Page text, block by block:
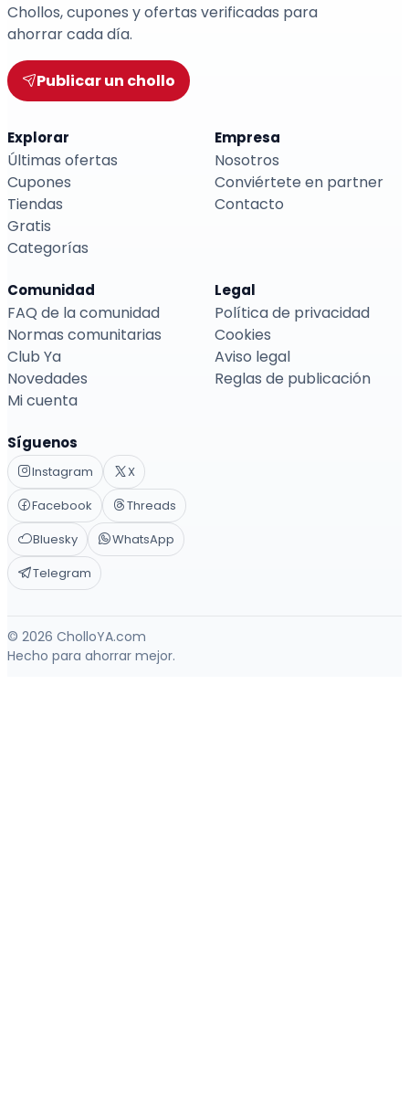
Chollos, cupones y ofertas verificadas para
ahorrar cada día.
Publicar un chollo
Explorar
Últimas ofertas
Cupones
Tiendas
Gratis
Categorías
Empresa
Nosotros
Conviértete en partner
Contacto
Comunidad
FAQ de la comunidad
Normas comunitarias
Club Ya
Novedades
Mi cuenta
Legal
Política de privacidad
Cookies
Aviso legal
Reglas de publicación
Síguenos
Instagram
X
Facebook
Threads
Bluesky
WhatsApp
Telegram
© 2026 CholloYA.com
Hecho para ahorrar mejor.